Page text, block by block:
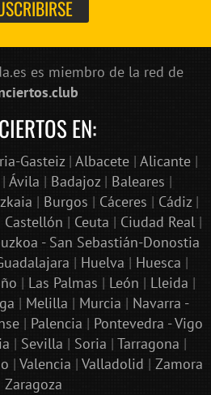
es miembro de la red de
EN:
Gasteiz| Albacete| Alicante|
| Ávila | Badajoz| Baleares |
| Burgos | Cáceres | Cádiz|
Castellón | Ceuta | Ciudad Real|
- San Sebastián-Donostia
| Huelva | Huesca |
| Las Palmas | León | Lleida |
| Melilla | Murcia | Navarra -
| Palencia | Pontevedra - Vigo
| Sevilla | Soria | Tarragona |
| Valencia | Valladolid | Zamora
Zaragoza